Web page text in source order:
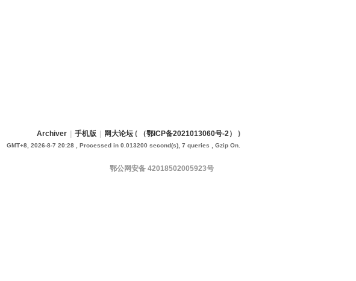
Archiver 手机版 网大论坛 ( （鄂ICP备2021013060号-2） )
GMT+8, 2026-8-7 20:28 , Processed in 0.013200 second(s), 7 queries , Gzip On.
鄂公网安备 42018502005923号